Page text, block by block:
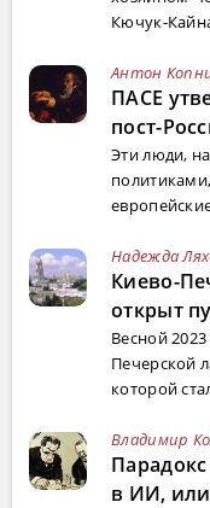
Кючук-
Антон
ПАСЕ
пост-
Эти люди,
Надежда
Киево-
открыт
Весной
Печерской
которой
Владимир
в ИИ,